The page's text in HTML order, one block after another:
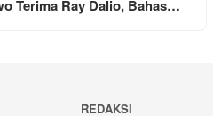
Terima Ray Dalio, Bahas…
REDAKSI